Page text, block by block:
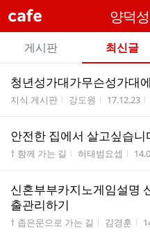
cafe 양덕
카
페
메
뉴
게시판 최신글
전
체
글
리
청년성가대가무슨성가대
게시판명
지식 게시판 작성자
강도원 작성시간
17.12.23
안전한 집에서 살고싶습니
게시판명
† 함께 가는 길 작성자
허태범요셉 작
신혼부부­카지노게임설명
출관리하기
게시판명
† 좁은문으로 가는 길 작성자
김경훈